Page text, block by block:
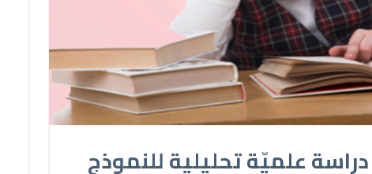
علميّة تحليلية للنموذج